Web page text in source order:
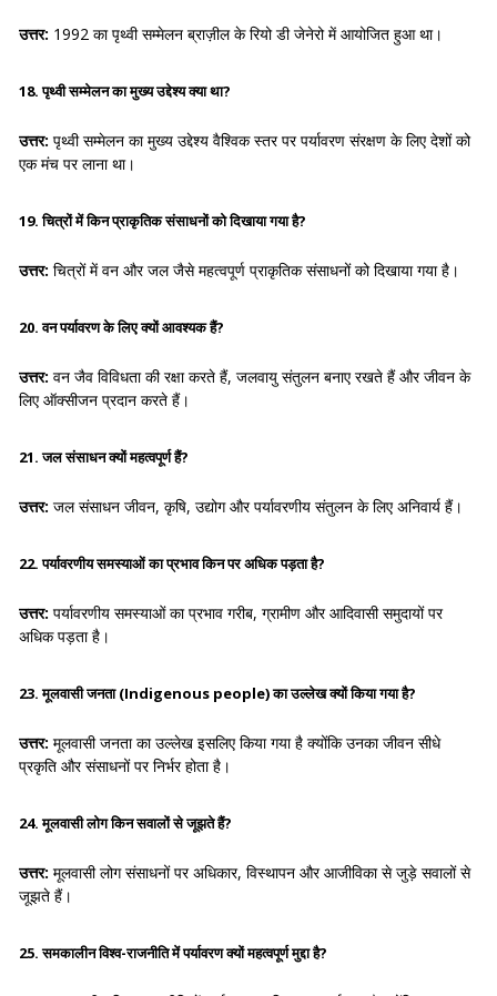
उत्तर: 1992 का पृथ्वी सम्मेलन ब्राज़ील के रियो डी जेनेरो में आयोजित हुआ था।
18. पृथ्वी सम्मेलन का मुख्य उद्देश्य क्या था?
उत्तर: पृथ्वी सम्मेलन का मुख्य उद्देश्य वैश्विक स्तर पर पर्यावरण संरक्षण के लिए देशों को
एक मंच पर लाना था।
19. चित्रों में किन प्राकृतिक संसाधनों को दिखाया गया है?
उत्तर: चित्रों में वन और जल जैसे महत्वपूर्ण प्राकृतिक संसाधनों को दिखाया गया है।
20. वन पर्यावरण के लिए क्यों आवश्यक हैं?
उत्तर: वन जैव विविधता की रक्षा करते हैं, जलवायु संतुलन बनाए रखते हैं और जीवन के
लिए ऑक्सीजन प्रदान करते हैं।
21. जल संसाधन क्यों महत्वपूर्ण हैं?
उत्तर: जल संसाधन जीवन, कृषि, उद्योग और पर्यावरणीय संतुलन के लिए अनिवार्य हैं।
22. पर्यावरणीय समस्याओं का प्रभाव किन पर अधिक पड़ता है?
उत्तर: पर्यावरणीय समस्याओं का प्रभाव गरीब, ग्रामीण और आदिवासी समुदायों पर
अधिक पड़ता है।
23. मूलवासी जनता (Indigenous people) का उल्लेख क्यों किया गया है?
उत्तर: मूलवासी जनता का उल्लेख इसलिए किया गया है क्योंकि उनका जीवन सीधे
प्रकृति और संसाधनों पर निर्भर होता है।
24. मूलवासी लोग किन सवालों से जूझते हैं?
उत्तर: मूलवासी लोग संसाधनों पर अधिकार, विस्थापन और आजीविका से जुड़े सवालों से
जूझते हैं।
25. समकालीन विश्व-राजनीति में पर्यावरण क्यों महत्वपूर्ण मुद्दा है?